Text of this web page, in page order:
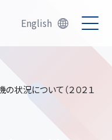
English
状況について（２０２１